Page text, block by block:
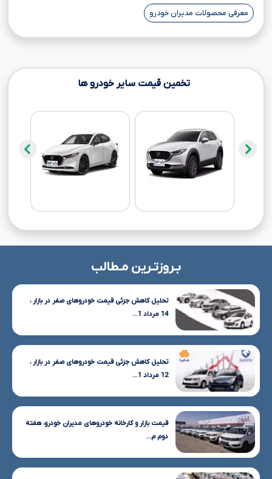
معرفی محصولات مدیران خودرو
تخمین قیمت سایر خودرو ها
بـروزتـرین مـطالب
تحلیل کاهش جزئی قیمت خودروهای صفر در بازار ،
14 مرداد 1...
تحلیل کاهش جزئی قیمت خودروهای صفر در بازار ،
12 مرداد 1...
قیمت بازار و کارخانه خودروهای مدیران خودرو، هفته
دوم م...